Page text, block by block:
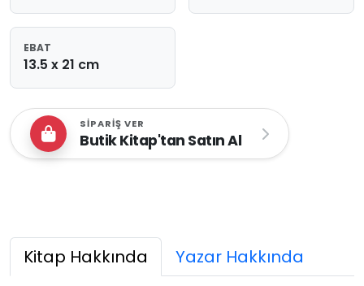
EBAT
13.5 x 21 cm
SIPARIŞ VER
Butik Kitap'tan Satın Al
Kitap Hakkında Yazar Hakkında